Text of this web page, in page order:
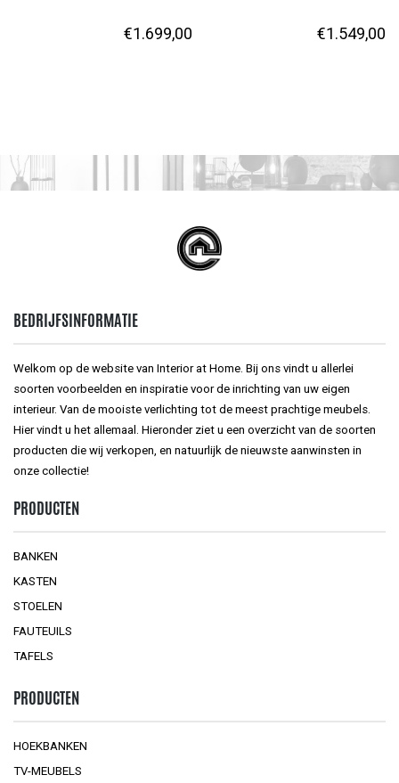
€1.699,00 €1.549,00
BEDRIJFSINFORMATIE
Welkom op de website van Interior at Home. Bij ons vindt u allerlei
soorten voorbeelden en inspiratie voor de inrichting van uw eigen
interieur. Van de mooiste verlichting tot de meest prachtige meubels.
Hier vindt u het allemaal. Hieronder ziet u een overzicht van de soorten
producten die wij verkopen, en natuurlijk de nieuwste aanwinsten in
onze collectie!
PRODUCTEN
BANKEN
KASTEN
STOELEN
FAUTEUILS
TAFELS
PRODUCTEN
HOEKBANKEN
TV-MEUBELS